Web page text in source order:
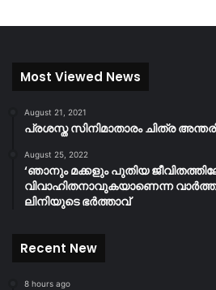
Most Viewed News
August 21, 2021
പ്രശസ്ത സിനിമാതാരം ചിത്ര
August 25, 2022
‘ഞാനും മക്കളും പുതിയ
വിവാഹിതനാവുകയാണെന്ന വാർത്ത
ലിനിയുടെ ഭർത്താവ്
Recent New
8 hours ago